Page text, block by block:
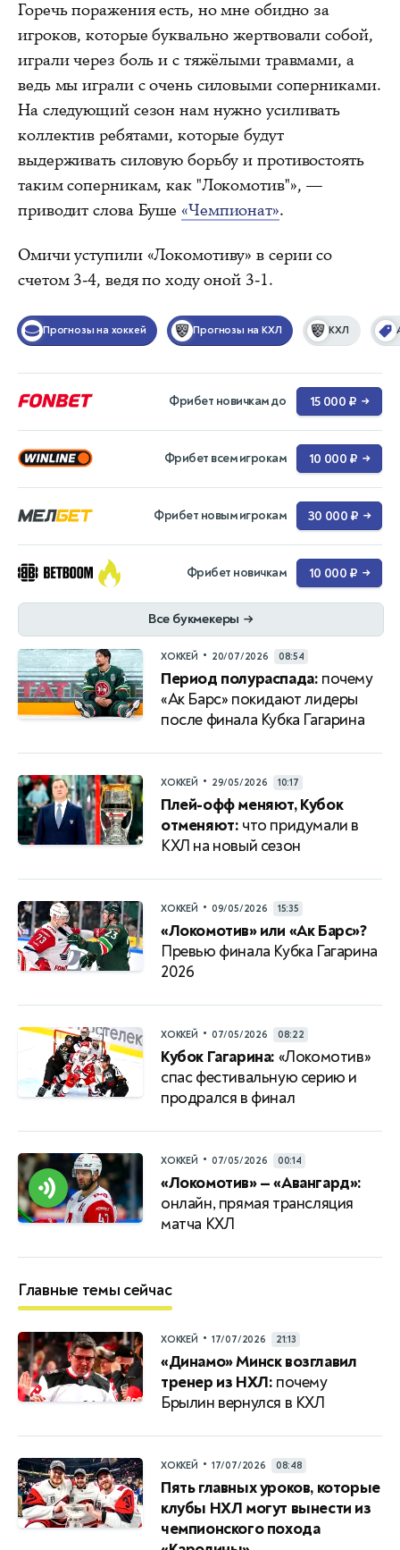
Горечь поражения есть, но мне обидно за
игроков, которые буквально жертвовали собой,
играли через боль и с тяжёлыми травмами, а
ведь мы играли с очень силовыми соперниками.
На следующий сезон нам нужно усиливать
коллектив ребятами, которые будут
выдерживать силовую борьбу и противостоять
таким соперникам, как "Локомотив"», —
приводит слова Буше «Чемпионат».
Омичи уступили «Локомотиву» в серии со
счетом 3-4, ведя по ходу оной 3-1.
Прогнозы на хоккей Прогнозы на КХЛ КХЛ
Фрибет новичкам до 15 000 ₽ →
Фрибет всем игрокам 10 000 ₽ →
Фрибет новым игрокам 30 000 ₽ →
Фрибет новичкам 10 000 ₽ →
Все букмекеры →
ХОККЕЙ • 20/07/2026 08:54
Период полураспада: почему
«Ак Барс» покидают лидеры
после финала Кубка Гагарина
ХОККЕЙ • 29/05/2026 10:17
Плей-офф меняют, Кубок
отменяют: что придумали в
КХЛ на новый сезон
ХОККЕЙ • 09/05/2026 15:35
«Локомотив» или «Ак Барс»?
Превью финала Кубка Гагарина
2026
ХОККЕЙ • 07/05/2026 08:22
Кубок Гагарина: «Локомотив»
спас фестивальную серию и
продрался в финал
ХОККЕЙ • 07/05/2026 00:14
«Локомотив» — «Авангард»:
онлайн, прямая трансляция
матча КХЛ
Главные темы сейчас
ХОККЕЙ • 17/07/2026 21:13
«Динамо» Минск возглавил
тренер из НХЛ: почему
Брылин вернулся в КХЛ
ХОККЕЙ • 17/07/2026 08:48
Пять главных уроков, которые
клубы НХЛ могут вынести из
чемпионского похода